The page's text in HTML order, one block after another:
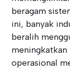
beragam
ini, banyak
beralih
operasional